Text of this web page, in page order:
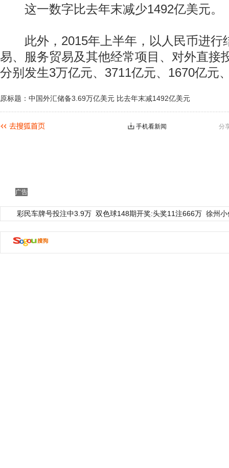
这一数字比去年末减少1492亿美元。
此外，2015年上半年，以人民币进行
易、服务贸易及其他经常项目、对外直接
分别发生3万亿元、3711亿元、1670亿元
原标题：中国外汇储备3.69万亿美元 比去年末减1492亿美元
分
手机看新闻
广告
彩民车牌号投注中3.9万 双色球148期开奖:头奖11注666万 徐州